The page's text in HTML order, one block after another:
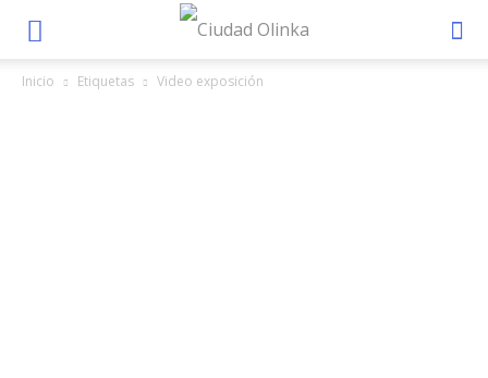
Inicio Etiquetas Video exposición